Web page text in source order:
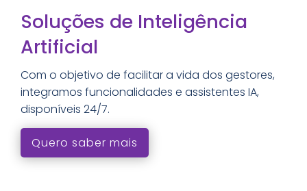
Soluções de Inteligência
Artificial
Com o objetivo de facilitar a vida dos gestores,
integramos funcionalidades e assistentes IA,
disponíveis 24/7.
Quero saber mais